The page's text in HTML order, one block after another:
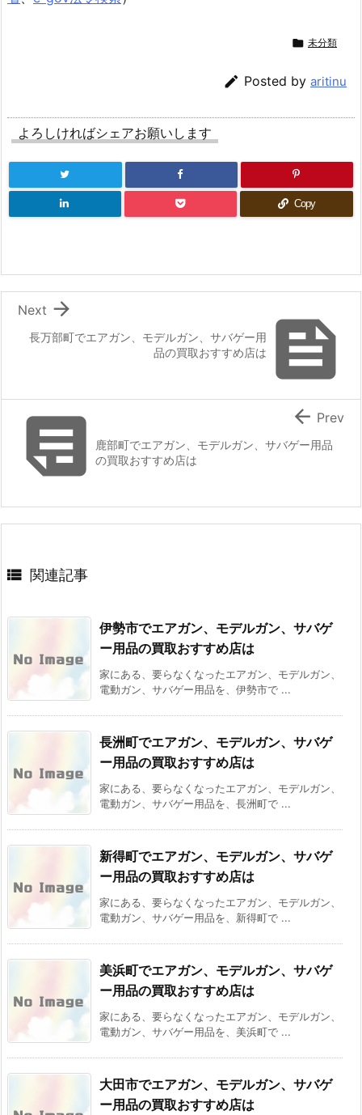
 未分類
 Posted by aritinu
よろしければシェアお願いします
Copy

長万部町でエアガン、モデルガン、サバゲー用
品の買取おすすめ店は

Next
鹿部町でエアガン、モデルガン、サバゲー用品
の買取おすすめ店は
 Prev
 関連記事
伊勢市でエアガン、モデルガン、サバゲ
ー用品の買取おすすめ店は
家にある、要らなくなったエアガン、モデルガン、
電動ガン、サバゲー用品を、伊勢市で ...
長洲町でエアガン、モデルガン、サバゲ
ー用品の買取おすすめ店は
家にある、要らなくなったエアガン、モデルガン、
電動ガン、サバゲー用品を、長洲町で ...
新得町でエアガン、モデルガン、サバゲ
ー用品の買取おすすめ店は
家にある、要らなくなったエアガン、モデルガン、
電動ガン、サバゲー用品を、新得町で ...
美浜町でエアガン、モデルガン、サバゲ
ー用品の買取おすすめ店は
家にある、要らなくなったエアガン、モデルガン、
電動ガン、サバゲー用品を、美浜町で ...
大田市でエアガン、モデルガン、サバゲ
ー用品の買取おすすめ店は